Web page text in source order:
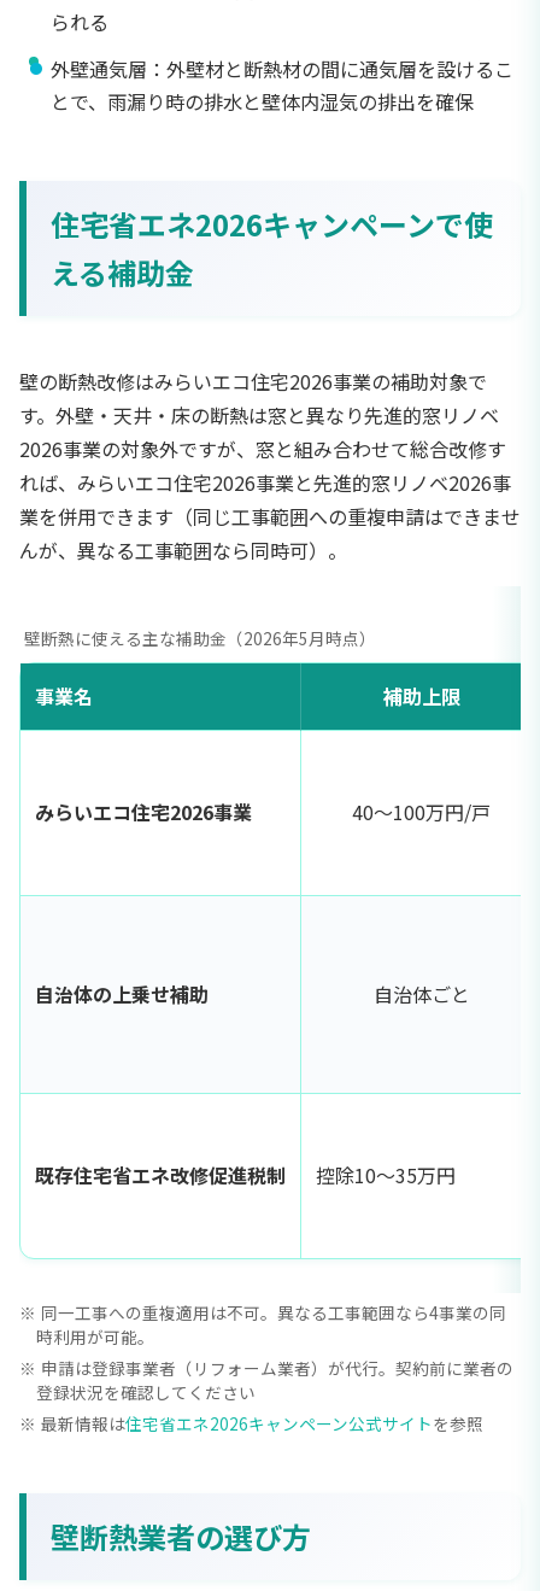
られる
外壁通気層：外壁材と断熱材の間に通気層を設けるこ
とで、雨漏り時の排水と壁体内湿気の排出を確保
住宅省エネ2026キャンペーンで使
える補助金
壁の断熱改修はみらいエコ住宅2026事業の補助対象で
す。外壁・天井・床の断熱は窓と異なり先進的窓リノベ
2026事業の対象外ですが、窓と組み合わせて総合改修す
れば、みらいエコ住宅2026事業と先進的窓リノベ2026事
業を併用できます（同じ工事範囲への重複申請はできませ
んが、異なる工事範囲なら同時可）。
壁断熱に使える主な補助金（2026年5月時点）
事業名 補助上限
みらいエコ住宅2026事業 40〜100万円/戸
自治体の上乗せ補助 自治体ごと
既存住宅省エネ改修促進税制 控除10〜35万円
同一工事への重複適用は不可。異なる工事範囲なら4事業の同
時利用が可能。
申請は登録事業者（リフォーム業者）が代行。契約前に業者の
登録状況を確認してください
最新情報は住宅省エネ2026キャンペーン公式サイトを参照
壁断熱業者の選び方